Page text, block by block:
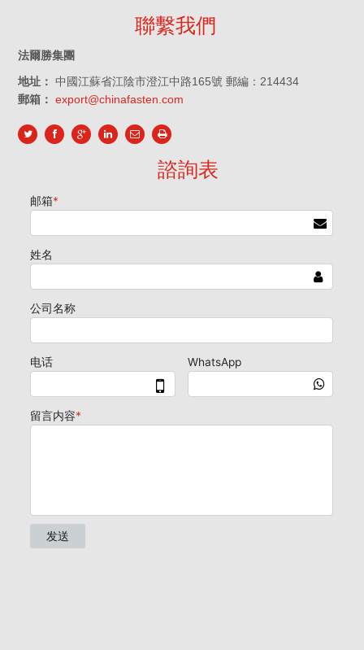
聯繫我們
法爾勝集團
地址： 中國江蘇省江陰市澄江中路165號 郵編：214434
郵箱： export@chinafasten.com
諮詢表